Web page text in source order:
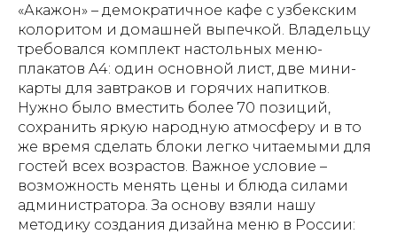
«Акажон» – демократичное кафе с узбекским
колоритом и домашней выпечкой. Владельцу
требовался комплект настольных меню-
плакатов A4: один основной лист, две мини-
карты для завтраков и горячих напитков.
Нужно было вместить более 70 позиций,
сохранить яркую народную атмосферу и в то
же время сделать блоки легко читаемыми для
гостей всех возрастов. Важное условие –
возможность менять цены и блюда силами
администратора. За основу взяли нашу
методику создания дизайна меню в России: